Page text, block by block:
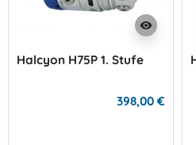
visibility
Halcyon H75P 1. Stufe
398,00 €